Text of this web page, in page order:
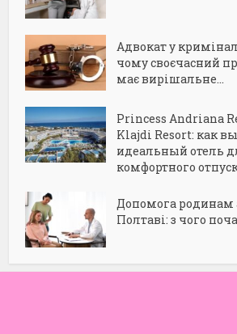
Адвокат у
чому своєчасний
має вирішальне...
Princess Andriana
Klajdi Resort: как
идеальный отель
комфортного
Допомога родинам
Полтаві: з чого